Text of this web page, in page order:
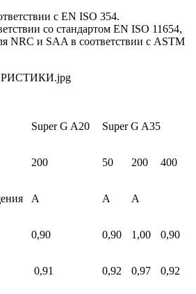
с EN ISO 354.
со стандартом EN ISO 11654,
NRC и SAA в соответствии с ASTM
Super G A20 Super G A35
200 50 200 400
A A A
0,90 0,90 1,00 0,90
0,91 0,92 0,97 0,92